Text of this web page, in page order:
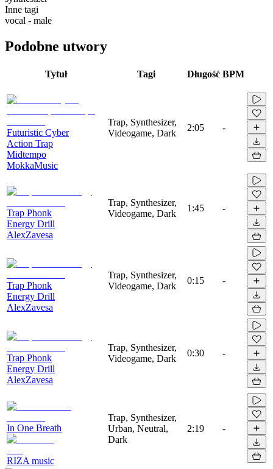
Inne tagi
vocal - male
Podobne utwory
Tytuł Tagi Długość BPM
Futuristic Cyber
Action Trap
Midtempo
MokkaMusic
Trap, Synthesizer,
Videogame, Dark
2:05 -
Trap Phonk
Energy Drill
AlexZavesa
Trap, Synthesizer,
Videogame, Dark
1:45 -
Trap Phonk
Energy Drill
AlexZavesa
Trap, Synthesizer,
Videogame, Dark
0:15 -
Trap Phonk
Energy Drill
AlexZavesa
Trap, Synthesizer,
Videogame, Dark
0:30 -
In One Breath
RIZA music
Trap, Synthesizer,
Urban, Neutral,
Dark
2:19 -